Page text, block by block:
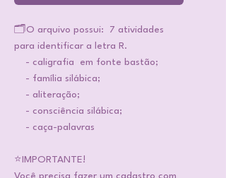
🗂️O arquivo possui: 7 atividades
para identificar a letra R.
- caligrafia em fonte bastão;
- família silábica;
- aliteração;
- consciência silábica;
- caça-palavras
⭐IMPORTANTE!
Você precisa fazer um cadastro com